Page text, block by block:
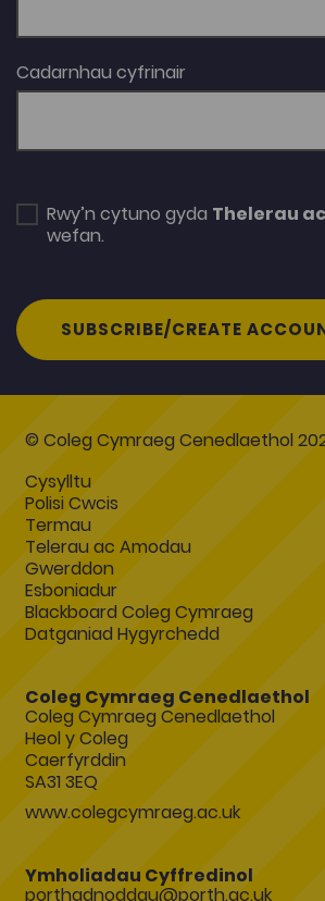
Cadarnhau cyfrinair
Rwy’n cytuno gyda Thelerau
wefan.
SUBSCRIBE/CREATE
© Coleg Cymraeg Cenedlaethol
Cysylltu
Polisi Cwcis
Termau
Telerau ac Amodau
Gwerddon
Esboniadur
Blackboard Coleg Cymraeg
Datganiad Hygyrchedd
Coleg Cymraeg Cenedlaethol
Coleg Cymraeg Cenedlaethol
Heol y Coleg
Caerfyrddin
SA31 3EQ
www.colegcymraeg.ac.uk
Ymholiadau Cyffredinol
porthadnoddau@porth.ac.uk